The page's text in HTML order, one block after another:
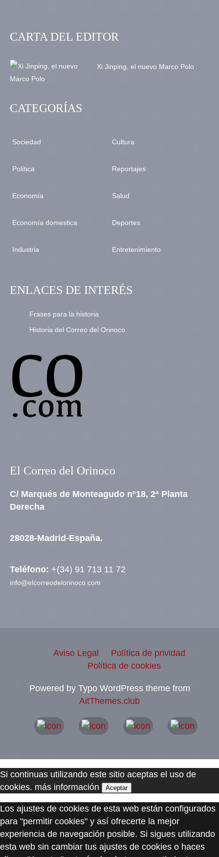
CARTA DEL EDITOR
Xi Jinping, el nuevo Marco Polo
CATEGORÍAS
Sociedad
Política
Economía
Economía domestica
Industria
Cultura
Reportajes
Salud
Deportes
Entretenimiento
ENLACES DE INTERÉS
Frases para la historia
Historia del Correo del Orinoco
El Correo del Orinoco
C/ Marqués de Monteagudo nº18, 2ª Planta
Derecha
28028-Madrid-España.
Teléfono: +(34) 91 713 11 72
info@elcorreodelorinoco.com
Aviso Legal
Política de prividad
Política de cookies
Powered by Typo WordPress theme from
AitThemes.club
Si continuas utilizando este sitio aceptas el uso de
cookies. más información Aceptar
Los ajustes de cookies de esta web están configurados
para "permitir cookies" y así ofrecerte la mejor
experiencia de navegación posible. Si sigues utilizando
esta web sin cambiar tus ajustes de cookies o haces